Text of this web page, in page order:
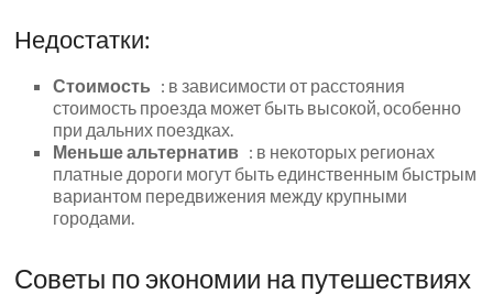
Недостатки:
Стоимость : в зависимости от расстояния
стоимость проезда может быть высокой, особенно
при дальних поездках.
Меньше альтернатив : в некоторых регионах
платные дороги могут быть единственным быстрым
вариантом передвижения между крупными
городами.
Советы по экономии на путешествиях